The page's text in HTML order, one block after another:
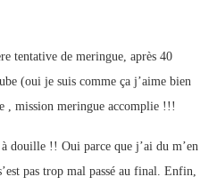
tentative de meringue, après 40
(oui je suis comme ça j’aime bien
, mission meringue accomplie !!!
douille !! Oui parce que j’ai du m’en
pas trop mal passé au final. Enfin,